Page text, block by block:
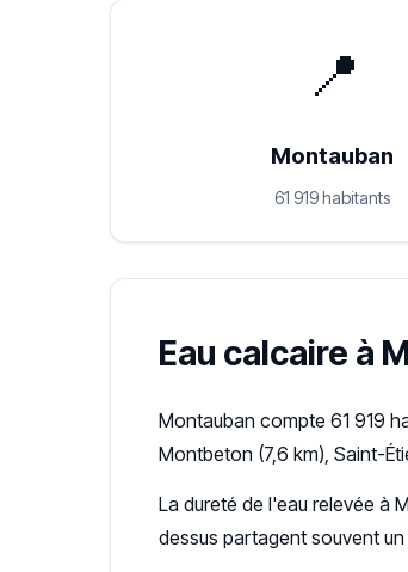
📍
Montauban
61 919 habitants
Eau calcaire à
Montauban compte 61 919
Montbeton (7,6 km), Saint-
La dureté de l'eau relevée à
dessus partagent souvent